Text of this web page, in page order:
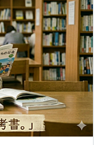
している。
は常勤の教育公務
誉職的な待遇で
務局』は違う